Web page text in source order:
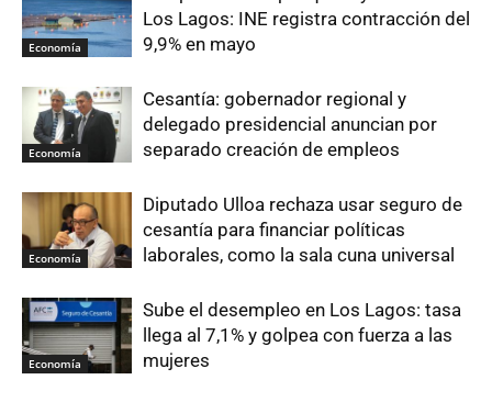
Economía
Los Lagos: INE registra contracción del
9,9% en mayo
Economía
Cesantía: gobernador regional y
delegado presidencial anuncian por
separado creación de empleos
Economía
Diputado Ulloa rechaza usar seguro de
cesantía para financiar políticas
laborales, como la sala cuna universal
Economía
Sube el desempleo en Los Lagos: tasa
llega al 7,1% y golpea con fuerza a las
mujeres